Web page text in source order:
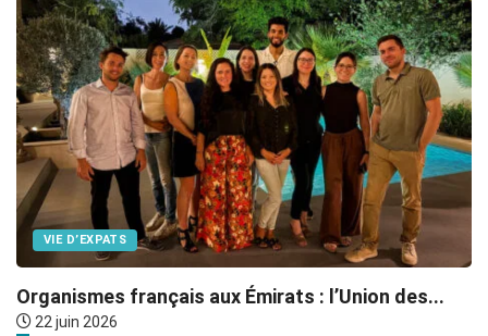
VIE D’EXPATS
Organismes français aux Émirats : l’Union des...
22 juin 2026